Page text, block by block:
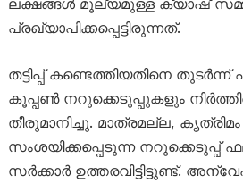
ലക്ഷങ്ങൾ മൂല്യമുള്ള ക്യാഷ്
പ്രഖ്യാപിക്കപ്പെട്ടിരുന്നത്.
തട്ടിപ്പ് കണ്ടെത്തിയതിനെ
കൂപ്പൺ നറുക്കെടുപ്പുകളും
തീരുമാനിച്ചു. മാത്രമല്ല,
സംശയിക്കപ്പെടുന്ന നറുക്കെടുപ്പ്
സർക്കാർ ഉത്തരവിട്ടിട്ടുണ്ട്.